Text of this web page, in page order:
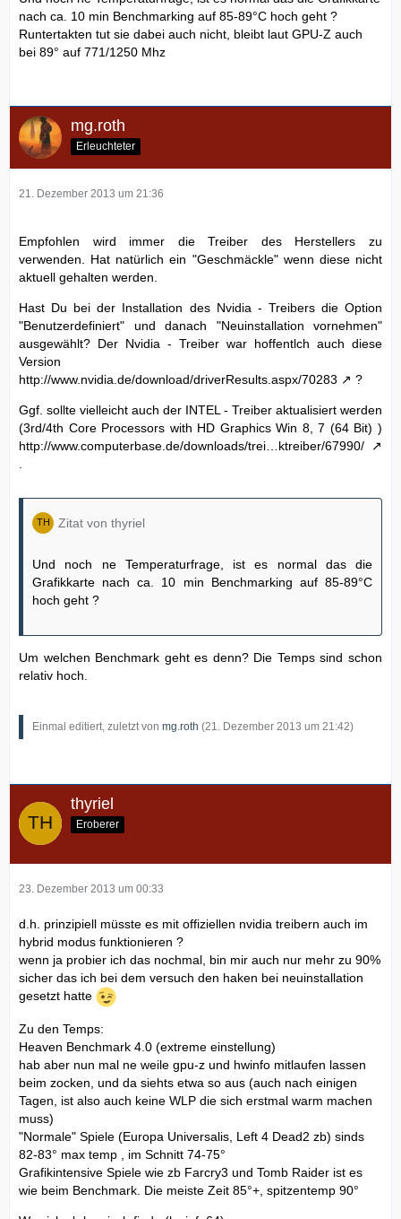
nach ca. 10 min Benchmarking auf 85-89°C hoch geht ?
Runtertakten tut sie dabei auch nicht, bleibt laut GPU-Z auch
bei 89° auf 771/1250 Mhz
mg.roth
Erleuchteter
21. Dezember 2013 um 21:36
Empfohlen wird immer die Treiber des Herstellers zu
verwenden. Hat natürlich ein "Geschmäckle" wenn diese nicht
aktuell gehalten werden.
Hast Du bei der Installation des Nvidia - Treibers die Option
"Benutzerdefiniert" und danach "Neuinstallation vornehmen"
ausgewählt? Der Nvidia - Treiber war hoffentlch auch diese
Version
http://www.nvidia.de/download/driverResults.aspx/70283
?
Ggf. sollte vielleicht auch der INTEL - Treiber aktualisiert werden
(3rd/4th Core Processors with HD Graphics Win 8, 7 (64 Bit) )
http://www.computerbase.de/downloads/trei…ktreiber/67990/
Zitat von thyriel
Und noch ne Temperaturfrage, ist es normal das die
Grafikkarte nach ca. 10 min Benchmarking auf 85-89°C
hoch geht ?
Um welchen Benchmark geht es denn? Die Temps sind schon
relativ hoch.
Einmal editiert, zuletzt von mg.roth (21. Dezember 2013 um 21:42)
thyriel
Eroberer
23. Dezember 2013 um 00:33
d.h. prinzipiell müsste es mit offiziellen nvidia treibern auch im
hybrid modus funktionieren ?
wenn ja probier ich das nochmal, bin mir auch nur mehr zu 90%
sicher das ich bei dem versuch den haken bei neuinstallation
gesetzt hatte
Zu den Temps:
Heaven Benchmark 4.0 (extreme einstellung)
hab aber nun mal ne weile gpu-z und hwinfo mitlaufen lassen
beim zocken, und da siehts etwa so aus (auch nach einigen
Tagen, ist also auch keine WLP die sich erstmal warm machen
muss)
"Normale" Spiele (Europa Universalis, Left 4 Dead2 zb) sinds
82-83° max temp , im Schnitt 74-75°
Grafikintensive Spiele wie zb Farcry3 und Tomb Raider ist es
wie beim Benchmark. Die meiste Zeit 85°+, spitzentemp 90°